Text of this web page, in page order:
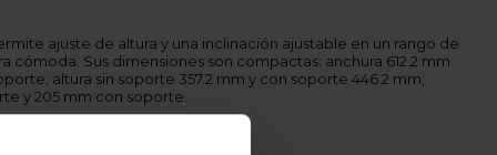
ajuste de altura y una inclinación ajustable en un rango de
cómoda. Sus dimensiones son compactas: anchura 612.2 mm
altura sin soporte 357.2 mm y con soporte 446.2 mm;
y 205 mm con soporte.